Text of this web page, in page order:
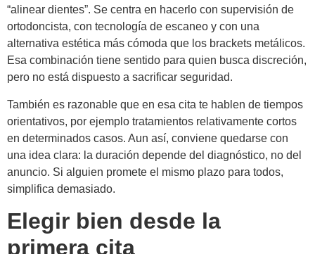
“alinear dientes”. Se centra en hacerlo con supervisión de
ortodoncista, con tecnología de escaneo y con una
alternativa estética más cómoda que los brackets metálicos.
Esa combinación tiene sentido para quien busca discreción,
pero no está dispuesto a sacrificar seguridad.
También es razonable que en esa cita te hablen de tiempos
orientativos, por ejemplo tratamientos relativamente cortos
en determinados casos. Aun así, conviene quedarse con
una idea clara: la duración depende del diagnóstico, no del
anuncio. Si alguien promete el mismo plazo para todos,
simplifica demasiado.
Elegir bien desde la
primera cita